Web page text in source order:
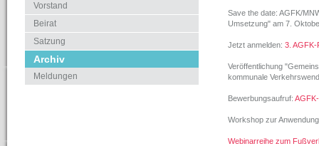
Vorstand
Beirat
Satzung
Archiv
Meldungen
Save the date: AGFK/
Umsetzung" am 7.
Jetzt anmelden: 3.
Veröffentlichung
kommunale
Bewerbungsaufruf:
Workshop zur
Webinarreihe zum